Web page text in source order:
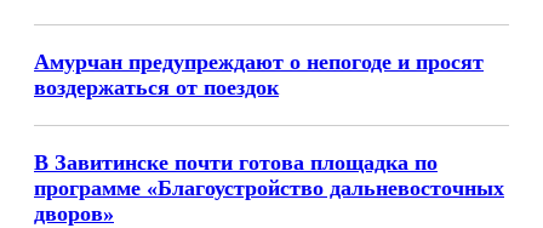
Амурчан предупреждают о непогоде и просят
воздержаться от поездок
В Завитинске почти готова площадка по
программе «Благоустройство дальневосточных
дворов»